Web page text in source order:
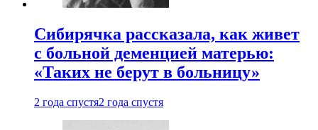
Сибирячка рассказала, как живет
с больной деменцией матерью:
«Таких не берут в больницу»
2 года спустя2 года спустя